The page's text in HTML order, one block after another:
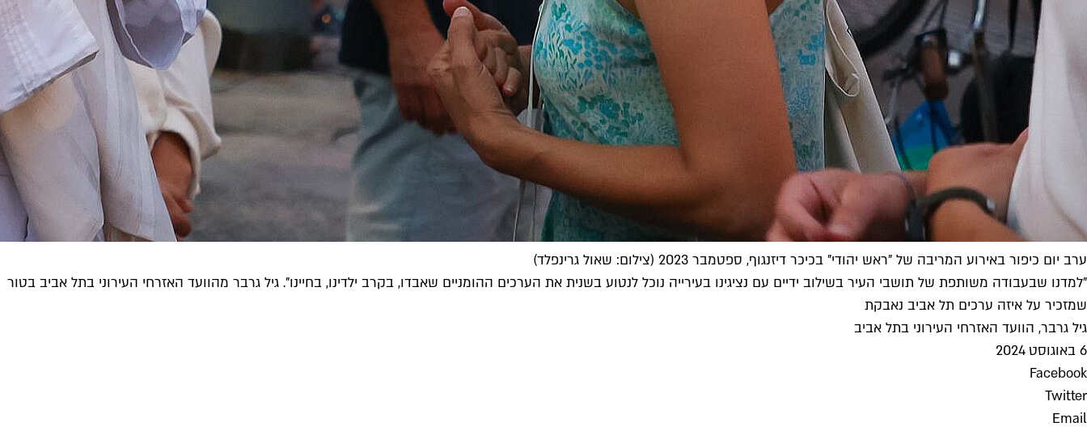
ערב יום כיפור באירוע המריבה של "ראש יהודי" בכיכר דיזנגוף, ספטמבר 2023 (צילום: שאול גרינפלד)
"למדנו שבעבודה משותפת של תושבי העיר בשילוב ידיים עם נציגינו בעירייה נוכל לנטוע בשנית את הערכים ההומניים שאבדו, בקרב ילדינו, בחיינו". גיל גרבר מהוועד האזרחי העירוני בתל אביב בטור
שמזכיר על איזה ערכים תל אביב נאבקת
גיל גרבר, הוועד האזרחי העירוני בתל אביב
6 באוגוסט 2024
Facebook
Twitter
Email